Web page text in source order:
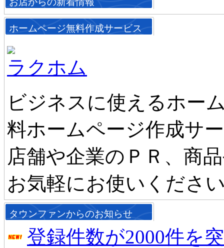
ホームページ無料作成サービス
ラクホム
ビジネスに使えるホー
料ホームページ作成サ
店舗や企業のＰＲ、商
お気軽にお使いくださ
タウンファンからのお知らせ
登録件数が2000件を